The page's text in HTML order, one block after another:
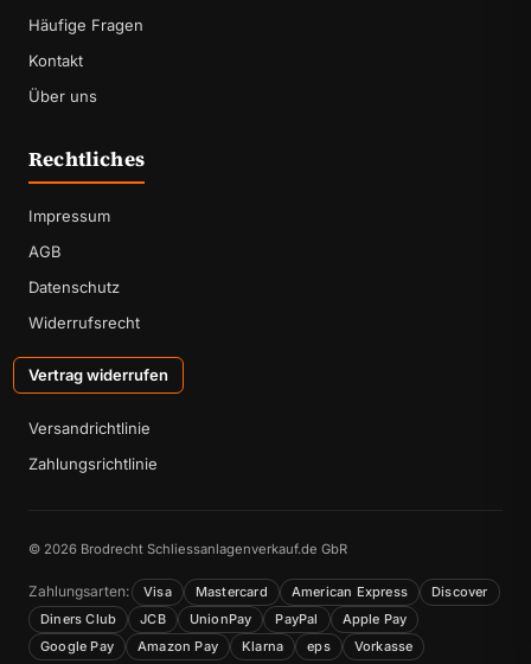
Häufige Fragen
Kontakt
Über uns
Rechtliches
Impressum
AGB
Datenschutz
Widerrufsrecht
Vertrag widerrufen
Versandrichtlinie
Zahlungsrichtlinie
© 2026 Brodrecht Schliessanlagenverkauf.de GbR
Zahlungsarten: Visa Mastercard American Express
Discover
Diners Club
JCB UnionPay PayPal
Apple Pay
Google Pay
Amazon Pay Klarna eps Vorkasse